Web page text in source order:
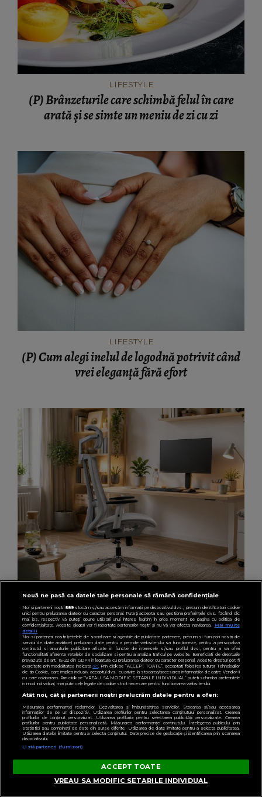
LIFESTYLE
(P) Brânzeturile care schimbă felul în care
arată și se simte un meniu de zi cu zi
LIFESTYLE
(P) Cum alegi inelul de logodnă potrivit când
vrei eleganță fără efort
LIFESTYLE
(P) Postura corectă când stai 8 ore pe zi:
greșelile frecvente și soluțiile simple
Nouă ne pasă ca datele tale personale să rămână confidențiale
Noi și partenerii noștri589stocăm și/sau accesăm informații pe dispozitivul dvs., precum identificatorii cookie
unici pentru prelucrarea datelor cu caracter personal. Puteți accepta sau gestiona preferințele dvs. făcând clic
mai jos, respectiv vă puteți opune utilizării unui interes legitim în orice moment pe pagina cu politica de
confidențialitate. Aceste alegeri vor fi raportate partenerilor noștri și nu vă vor afecta navigarea.
Mai multe
detalii
Noi si partenerii nostri (retelele de socializare si agentiile de publicitate partenere, precum si furnizorii nostri de
servicii de date analitice) prelucram date pentru a permite website-ului sa functioneze, pentru a personaliza
continutul si anunturile publicitare afisate in functie de interesele si/sau profilul dvs., pentru a va oferi
functionalitati aferente retelelor de socializare si pentru a analiza traficul pe website. Beneficiati de drepturile
prevazute de art. 15-22 din GDPR in legatura cu prelucrarea datelor cu caracter personal. Aceste drepturi pot fi
exercitate prin modalitatea indicataaici. Prin click pe “ACCEPT TOATE”, acceptati folosirea tuturor Tehnologiilor
de tip Cookie, care implica inclusiv acceptul dvs. cu privire la stocarea/accesarea informatiilor de catre Vendor-ii
cu care colaboram. Prin click pe “VREAU SA MODIFIC SETARILE INDIVIDUAL” puteti schimba preferintele
in mod individual, mai putin cele legate de cookie strict necesare pentru functionarea website-ului.
Atât noi, cât și partenerii noștri prelucrăm datele pentru a oferi:
Măsurarea performanței reclamelor. Dezvoltarea și îmbunătățirea serviciilor. Stocarea și/sau accesarea
informațiilor de pe un dispozitiv. Utilizarea profilurilor pentru selectarea conținutului personalizat. Crearea
profilurilor de conținut personalizat. Utilizarea profilurilor pentru selectarea publicității personalizate. Crearea
profilurilor pentru publicitate personalizată. Măsurarea performanței conținutului. Înțelegerea publicului prin
statistici sau combinații de date din surse diferite. Utilizarea de date limitate pentru a selecta publicitatea.
Utilizarea datelor limitate pentru a selecta conținutul. Date precise de geolocație și identificarea prin scanarea
dispozitivului.
Listă parteneri (furnizori)
ACCEPT TOATE
VREAU SA MODIFIC SETARILE INDIVIDUAL